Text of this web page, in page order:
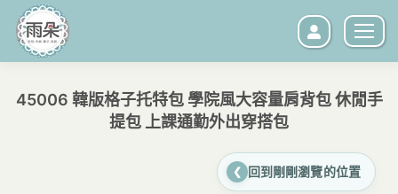
45006 韓版格子托特包 學院風大容量肩背包 休閒手
提包 上課通勤外出穿搭包
❮ 回到剛剛瀏覽的位置